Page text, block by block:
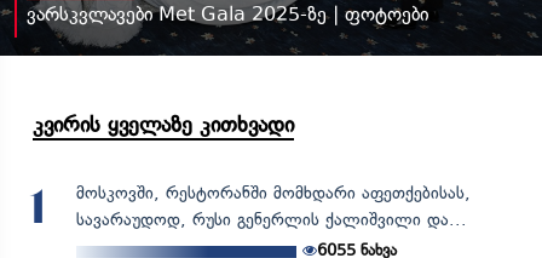
ვარსკვლავები Met Gala 2025-ზე | ფოტოები
კვირის ყველაზე კითხვადი
1
მოსკოვში, რესტორანში მომხდარი აფეთქებისას,
სავარაუდოდ, რუსი გენერლის ქალიშვილი და...
6055 ნახვა